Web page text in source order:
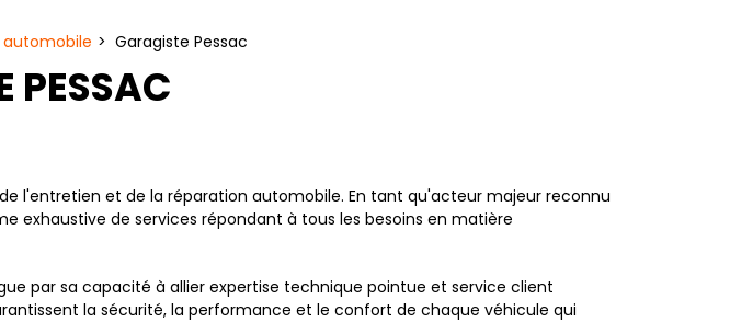
automobile Garagiste Pessac
PESSAC
l'entretien et de la réparation automobile. En tant qu'acteur majeur reconnu
exhaustive de services répondant à tous les besoins en matière
par sa capacité à allier expertise technique pointue et service client
la sécurité, la performance et le confort de chaque véhicule qui